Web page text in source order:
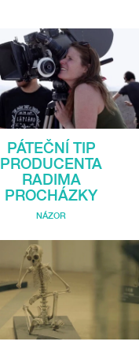
PÁTEČNÍ TIP
PRODUCENTA
RADIMA
PROCHÁZKY
NÁZOR